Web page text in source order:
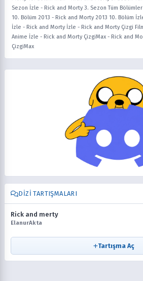
Sezon İzle - Rick and Morty 3. Sezon Tüm Bölümler
10. Bölüm 2013 - Rick and Morty 2013 10. Bölüm
İzle - Rick and Morty İzle - Rick and Morty Çizgi
Anime İzle - Rick and Morty ÇizgiMax - Rick and
ÇizgiMax
DIZI TARTIŞMALARI
Rick and merty
ElanurAkta
Tartışma Aç